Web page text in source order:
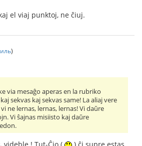
el viaj punktoj, ne ĉiuj.
)
via mesaĝo aperas en la rubriko
sekvas kaj sekvas same! La aliaj vere
ne lernas, lernas, lernas! Vi daŭre
Vi ŝajnas misiisto kaj daŭre